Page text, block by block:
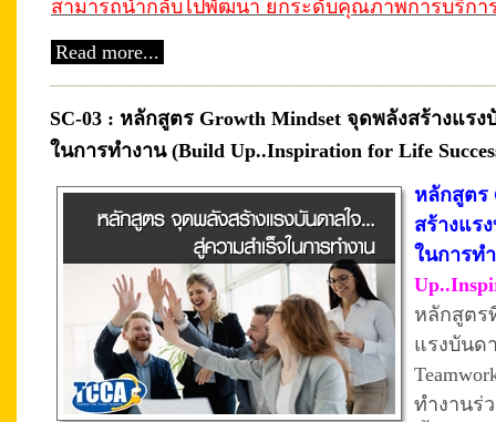
สามารถนำกลับไปพัฒนา ยกระดับคุณภาพการบริการ
Read more...
SC-03 : หลักสูตร Growth Mindset จุดพลังสร้างแร
ในการทำงาน (Build Up..Inspiration for Life
หลักสูตร
สร้างแร
ในการท
หลักสูตร
แรงบันด
ทำงานร่